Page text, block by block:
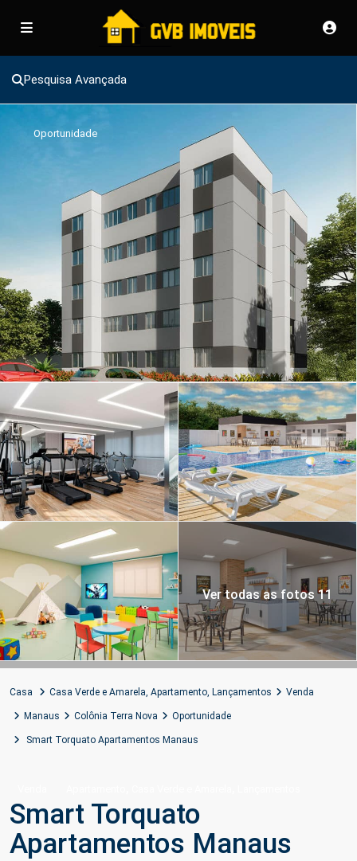
Pesquisa Avançada
Oportunidade
Ver todas as fotos 11
Casa Casa Verde e Amarela, Apartamento, Lançamentos Venda
Manaus Colônia Terra Nova Oportunidade
Smart Torquato Apartamentos Manaus
Smart Torquato
Apartamentos Manaus